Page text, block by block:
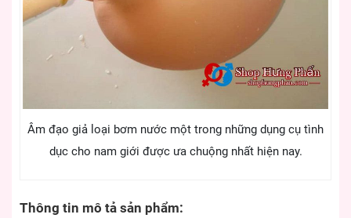
Âm đạo giả loại bơm nước một trong những dụng cụ tình
dục cho nam giới được ưa chuộng nhất hiện nay.
Thông tin mô tả sản phẩm: